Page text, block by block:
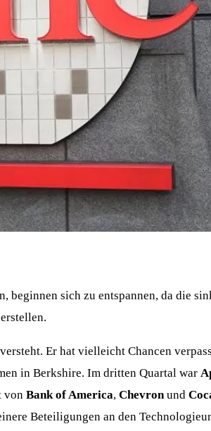
beginnen sich zu entspannen, da die
Er hat vielleicht Chancen
in Berkshire. Im dritten Quartal war
von Bank of America, Chevronund
Beteiligungen an den